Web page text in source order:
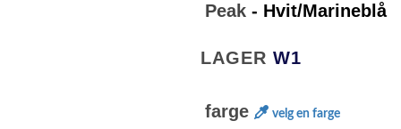
Peak - Hvit/Marineblå
LAGER W1
farge velg en farge